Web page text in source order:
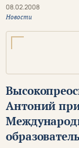
08.02.2008
Новости
Антоний